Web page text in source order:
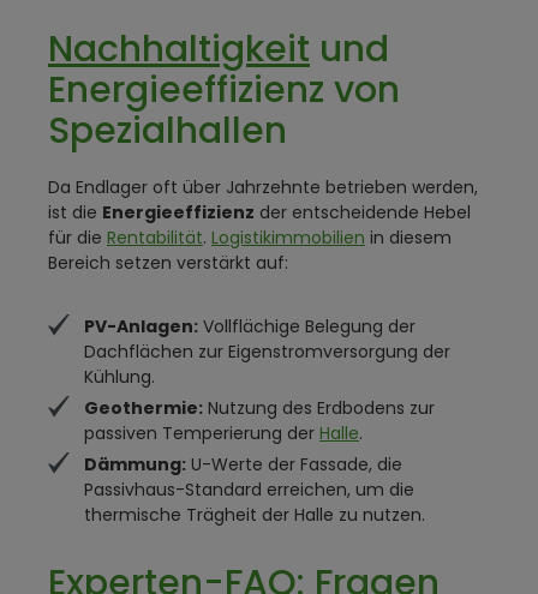
Nachhaltigkeit und
Energieeffizienz von
Spezialhallen
Da Endlager oft über Jahrzehnte betrieben werden,
ist die Energieeffizienz der entscheidende Hebel
für die Rentabilität. Logistikimmobilien in diesem
Bereich setzen verstärkt auf:
PV-Anlagen: Vollflächige Belegung der
Dachflächen zur Eigenstromversorgung der
Kühlung.
Geothermie: Nutzung des Erdbodens zur
passiven Temperierung der Halle.
Dämmung: U-Werte der Fassade, die
Passivhaus-Standard erreichen, um die
thermische Trägheit der Halle zu nutzen.
Experten-FAQ: Fragen